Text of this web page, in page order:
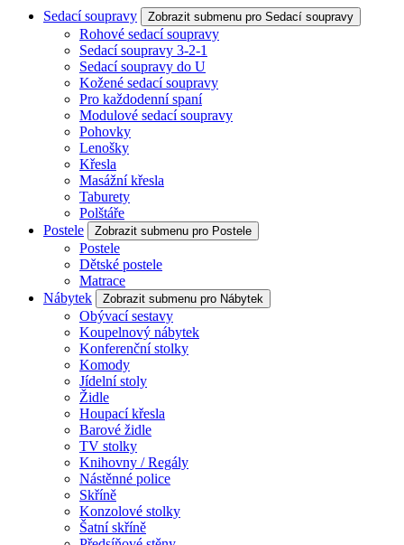
Sedací soupravy Zobrazit submenu pro Sedací soupravy
Rohové sedací soupravy
Sedací soupravy 3-2-1
Sedací soupravy do U
Kožené sedací soupravy
Pro každodenní spaní
Modulové sedací soupravy
Pohovky
Lenošky
Křesla
Masážní křesla
Taburety
Polštáře
Postele
Zobrazit submenu pro Postele
Postele
Dětské postele
Matrace
Nábytek
Zobrazit submenu pro Nábytek
Obývací sestavy
Koupelnový nábytek
Konferenční stolky
Komody
Jídelní stoly
Židle
Houpací křesla
Barové židle
TV stolky
Knihovny / Regály
Nástěnné police
Skříně
Konzolové stolky
Šatní skříně